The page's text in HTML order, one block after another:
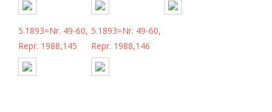
5.1893=Nr. 49-60,
Repr. 1988,145
5.1893=Nr. 49-60,
Repr. 1988,146